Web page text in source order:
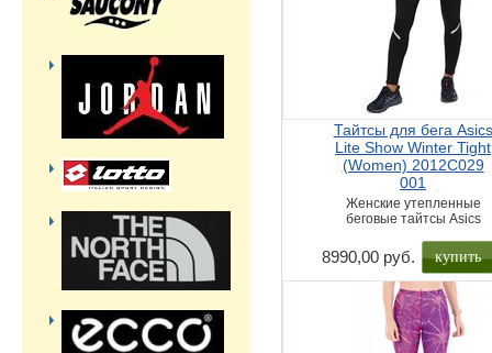
Тайтсы для бега Asics
Lite Show Winter Tight
(Women) 2012C029
001
Женские утепленные
беговые тайтсы Asics
8990,00 руб. купить